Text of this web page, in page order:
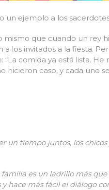
un ejemplo a los
mismo que cuando un rey
a los invitados a la fiesta.
“La comida ya está lista.
hicieron caso, y cada uno
un tiempo juntos, los
es un ladrillo más
hace más fácil el diálogo